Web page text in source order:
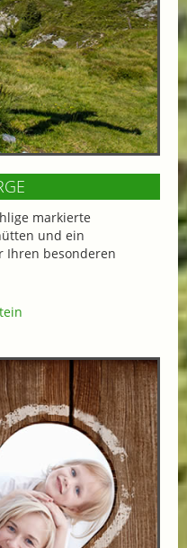
markierte
und ein
Ihren besonderen